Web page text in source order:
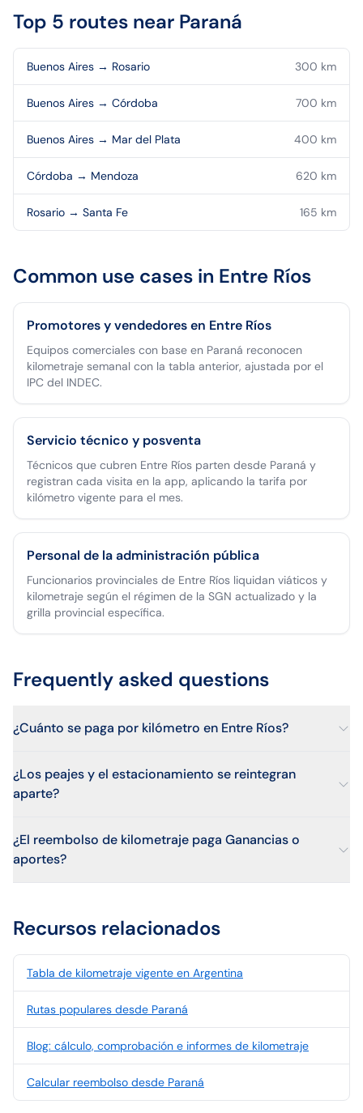
Top 5 routes near Paraná
Buenos Aires → Rosario 300 km
Buenos Aires → Córdoba 700 km
Buenos Aires → Mar del Plata 400 km
Córdoba → Mendoza 620 km
Rosario → Santa Fe 165 km
Common use cases in Entre Ríos
Promotores y vendedores en Entre Ríos
Equipos comerciales con base en Paraná reconocen
kilometraje semanal con la tabla anterior, ajustada por el
IPC del INDEC.
Servicio técnico y posventa
Técnicos que cubren Entre Ríos parten desde Paraná y
registran cada visita en la app, aplicando la tarifa por
kilómetro vigente para el mes.
Personal de la administración pública
Funcionarios provinciales de Entre Ríos liquidan viáticos y
kilometraje según el régimen de la SGN actualizado y la
grilla provincial específica.
Frequently asked questions
¿Cuánto se paga por kilómetro en Entre Ríos?
¿Los peajes y el estacionamiento se reintegran
aparte?
¿El reembolso de kilometraje paga Ganancias o
aportes?
Recursos relacionados
Tabla de kilometraje vigente en Argentina
Rutas populares desde Paraná
Blog: cálculo, comprobación e informes de kilometraje
Calcular reembolso desde Paraná